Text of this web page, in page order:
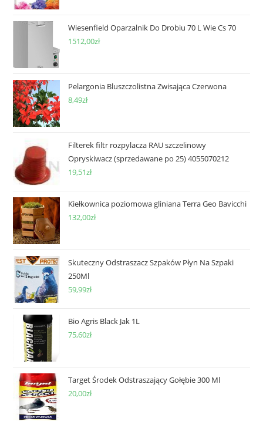
Wiesenfield Oparzalnik Do Drobiu 70 L Wie Cs 70
1512,00zł
Pelargonia Bluszczolistna Zwisająca Czerwona
8,49zł
Filterek filtr rozpylacza RAU szczelinowy
Opryskiwacz (sprzedawane po 25) 4055070212
19,51zł
Kiełkownica poziomowa gliniana Terra Geo Bavicchi
132,00zł
Skuteczny Odstraszacz Szpaków Płyn Na Szpaki
250Ml
59,99zł
Bio Agris Black Jak 1L
75,60zł
Target Środek Odstraszający Gołębie 300 Ml
20,00zł